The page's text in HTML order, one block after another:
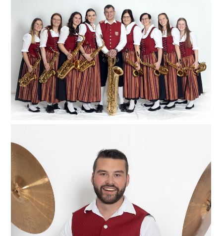
Unser „Saxy“-Register! Von Alt- über Tenor- bis hin
zum Bariton-Saxophon ist bei uns alles vertreten und
wenn sie alle mal so richtig loslegen, bleibt kein Fuß
still stehen! Zu unserem großen Saxophon-Register
zählt neben den acht Frauen auch ein Mann – aber
lieber ein Mann als kein Mann! Unser Uwe fühlt sich
sichtlich wohl zwischen Lea, Saskia, Maike, Barbara,
Anita, Karin, Rebecca und Lena (von links). Wer wird
denn da bitte nicht neidisch auf ihn?
The little drummer boy! Unser little drummer boy
Johannes, der alles andere als „little“ ist, vertritt
aktuell leider ganz alleine unser umfangreichstes
Register der Kapelle: das Schlagzeugregister, das für
die Kapelle unverzichtbar ist. Mit Hand und Fuß gibt
unser Johannes am Schlagzeug den Takt an oder
haut auch mal ordentlich auf die Pauke! Genauso